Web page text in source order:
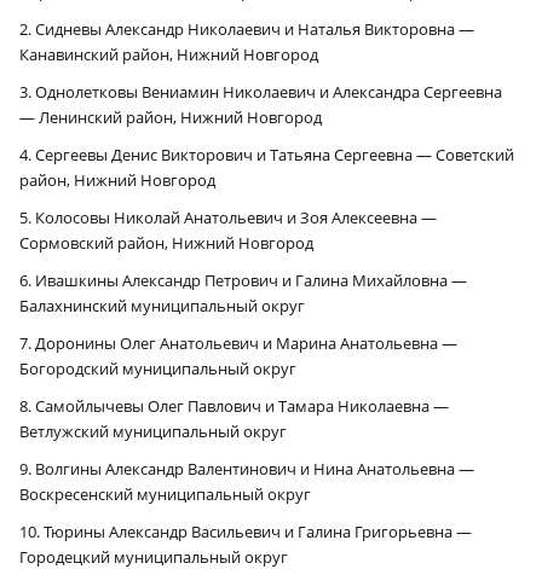
2. Сидневы Александр Николаевич и Наталья Викторовна —
Канавинский район, Нижний Новгород
3. Однолетковы Вениамин Николаевич и Александра Сергеевна
— Ленинский район, Нижний Новгород
4. Сергеевы Денис Викторович и Татьяна Сергеевна — Советский
район, Нижний Новгород
5. Колосовы Николай Анатольевич и Зоя Алексеевна —
Сормовский район, Нижний Новгород
6. Ивашкины Александр Петрович и Галина Михайловна —
Балахнинский муниципальный округ
7. Доронины Олег Анатольевич и Марина Анатольевна —
Богородский муниципальный округ
8. Самойлычевы Олег Павлович и Тамара Николаевна —
Ветлужский муниципальный округ
9. Волгины Александр Валентинович и Нина Анатольевна —
Воскресенский муниципальный округ
10. Тюрины Александр Васильевич и Галина Григорьевна —
Городецкий муниципальный округ